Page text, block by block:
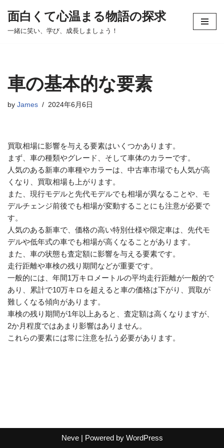
コ
ツ
へ
キ
面白くて心温まる物語の探求
一緒に笑い、学び、成長しましょう！
車の基本的な要素
by James 2024年6月6日
買取相場に影響を与える要素はいくつかあります。
まず、車の種類やグレード、そして車体のカラーです。
人気のある新車の車種やカラーは、中古車市場でも人気が高
くなり、買取相場も上がります。
また、現行モデルと先代モデルでも相場が異なることや、モ
デルチェンジ前後でも相場が変動することにも注意が必要で
す。
人気のある新車で、価格の高い特別仕様や限定車は、先代モ
デルや低年式の車でも相場が高くなることがあります。
また、車の状態も査定額に影響を与える要素です。
走行距離や車検の残り期間などが重要です。
一般的には、年間1万キロメートルの平均走行距離が一般的で
あり、累計で10万キロを超えると車の価格は下がり、買取が
難しくなる傾向があります。
車検の残り期間が1年以上あると、査定額は高くなりますが、
2か月程度ではあまり影響はありません。
これらの要素には常に注意を払う必要があります。
Neve| Powered by WordPress